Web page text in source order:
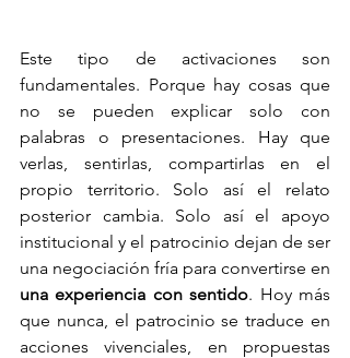
Este tipo de activaciones son
fundamentales. Porque hay cosas que
no se pueden explicar solo con
palabras o presentaciones. Hay que
verlas, sentirlas, compartirlas en el
propio territorio. Solo así el relato
posterior cambia. Solo así el apoyo
institucional y el patrocinio dejan de ser
una experiencia con sentido. Hoy más
que nunca, el patrocinio se traduce en
acciones vivenciales, en propuestas